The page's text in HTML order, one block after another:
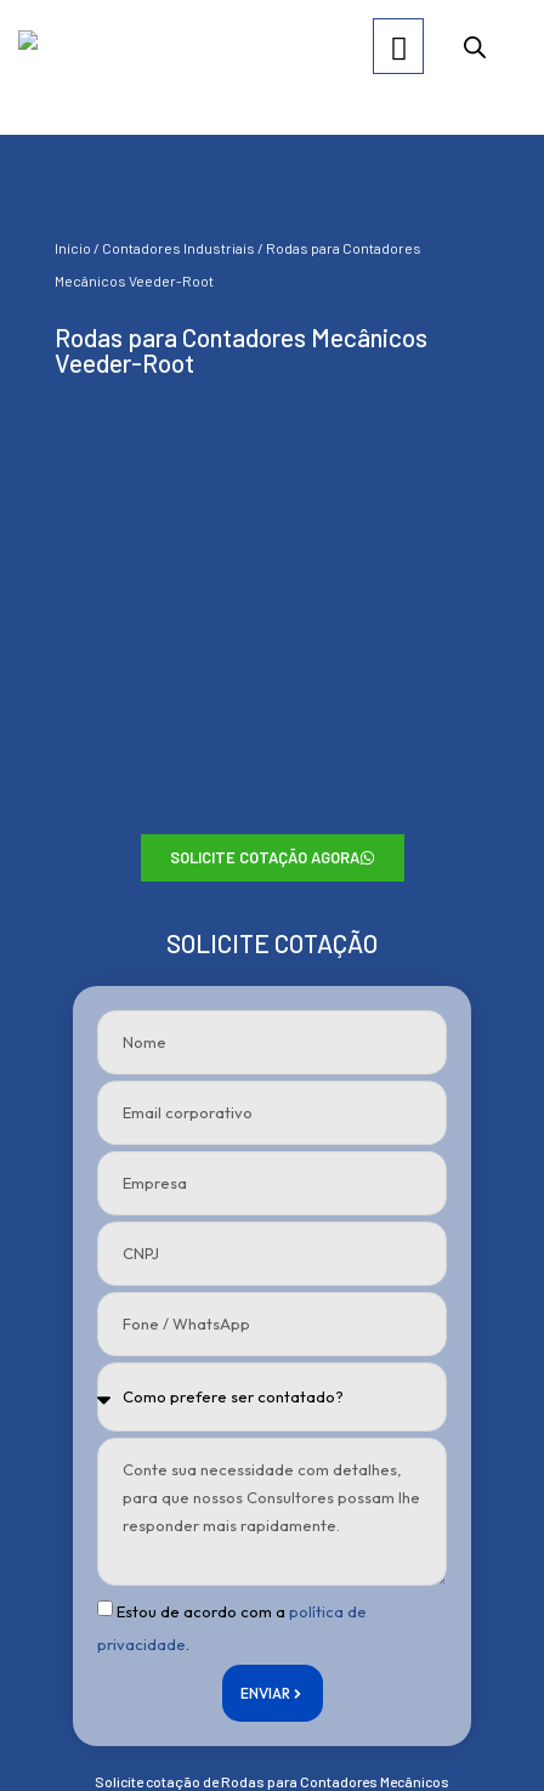
Início / Contadores Industriais / Rodas para Contadores
Mecânicos Veeder-Root
Rodas para Contadores Mecânicos
Veeder-Root
SOLICITE COTAÇÃO AGORA
SOLICITE COTAÇÃO
Estou de acordo com a política de
privacidade
ENVIAR
Solicite cotação de Rodas para Contadores Mecânicos